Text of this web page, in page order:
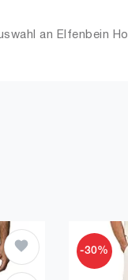
an Elfenbein
-30%